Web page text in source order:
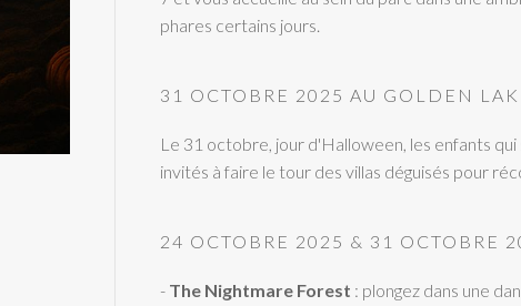
phares certains jours.
31 OCTOBRE 2025 AU GOLDEN
Le 31 octobre, jour d'Halloween, les enfants
invités à faire le tour des villas déguisés pour
24 OCTOBRE 2025 & 31 OCTOBRE
- The Nightmare Forest : plongez dans une